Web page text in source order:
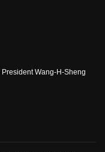
Wang-H-Sheng